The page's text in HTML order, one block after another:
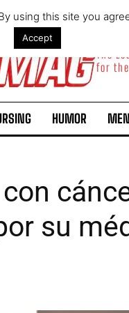
The
for
HUMOR
su
using this site you
Accept